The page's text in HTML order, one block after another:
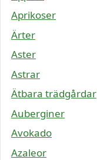
Aprikoser
Ärter
Aster
Astrar
Ätbara trädgårdar
Auberginer
Avokado
Azaleor